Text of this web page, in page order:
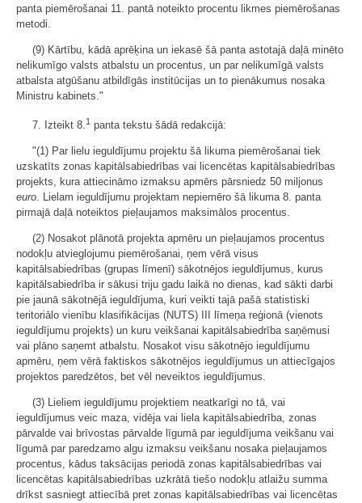
panta piemērošanai 11. pantā noteikto procentu likmes piemērošanas
metodi.
(9) Kārtību, kādā aprēķina un iekasē šā panta astotajā daļā minēto
nelikumīgo valsts atbalstu un procentus, un par nelikumīgā valsts
atbalsta atgūšanu atbildīgās institūcijas un to pienākumus nosaka
Ministru kabinets."
7. Izteikt 8.1 panta tekstu šādā redakcijā:
"(1) Par lielu ieguldījumu projektu šā likuma piemērošanai tiek
uzskatīts zonas kapitālsabiedrības vai licencētas kapitālsabiedrības
projekts, kura attiecināmo izmaksu apmērs pārsniedz 50 miljonus
euro. Lielam ieguldījumu projektam nepiemēro šā likuma 8. panta
pirmajā daļā noteiktos pieļaujamos maksimālos procentus.
(2) Nosakot plānotā projekta apmēru un pieļaujamos procentus
nodokļu atvieglojumu piemērošanai, ņem vērā visus
kapitālsabiedrības (grupas līmenī) sākotnējos ieguldījumus, kurus
kapitālsabiedrība ir sākusi triju gadu laikā no dienas, kad sākti darbi
pie jaunā sākotnējā ieguldījuma, kuri veikti tajā pašā statistiski
teritoriālo vienību klasifikācijas (NUTS) III līmeņa reģionā (vienots
ieguldījumu projekts) un kuru veikšanai kapitālsabiedrība saņēmusi
vai plāno saņemt atbalstu. Nosakot visu sākotnējo ieguldījumu
apmēru, ņem vērā faktiskos sākotnējos ieguldījumus un attiecīgajos
projektos paredzētos, bet vēl neveiktos ieguldījumus.
(3) Lieliem ieguldījumu projektiem neatkarīgi no tā, vai
ieguldījumus veic maza, vidēja vai liela kapitālsabiedrība, zonas
pārvalde vai brīvostas pārvalde līgumā par ieguldījuma veikšanu vai
līgumā par paredzamo algu izmaksu veikšanu nosaka pieļaujamos
procentus, kādus taksācijas periodā zonas kapitālsabiedrības vai
licencētas kapitālsabiedrības uzkrātā tiešo nodokļu atlaižu summa
drīkst sasniegt attiecībā pret zonas kapitālsabiedrības vai licencētas